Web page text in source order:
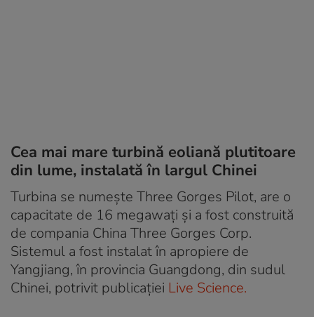
Cea mai mare turbină eoliană plutitoare
din lume, instalată în largul Chinei
Turbina se numește Three Gorges Pilot, are o
capacitate de 16 megawați și a fost construită
de compania China Three Gorges Corp.
Sistemul a fost instalat în apropiere de
Yangjiang, în provincia Guangdong, din sudul
Chinei, potrivit publicației Live Science.